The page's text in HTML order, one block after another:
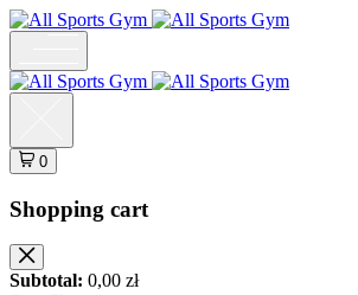
0
Shopping cart
Subtotal: 0,00 zł